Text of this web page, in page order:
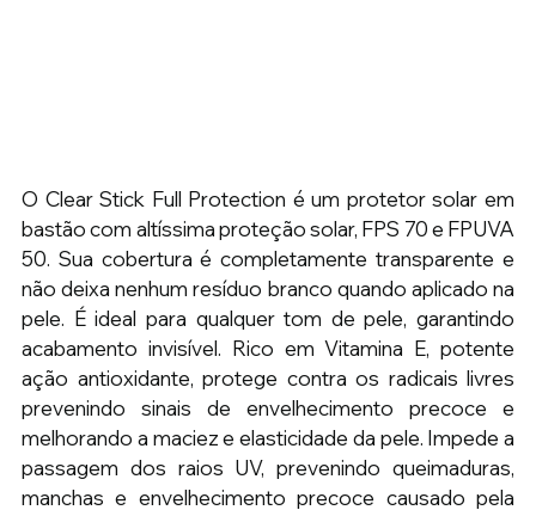
O Clear Stick Full Protection é um protetor solar em
bastão com altíssima proteção solar, FPS 70 e FPUVA
50. Sua cobertura é completamente transparente e
não deixa nenhum resíduo branco quando aplicado na
pele. É ideal para qualquer tom de pele, garantindo
acabamento invisível. Rico em Vitamina E, potente
ação antioxidante, protege contra os radicais livres
prevenindo sinais de envelhecimento precoce e
melhorando a maciez e elasticidade da pele. Impede a
passagem dos raios UV, prevenindo queimaduras,
manchas e envelhecimento precoce causado pela